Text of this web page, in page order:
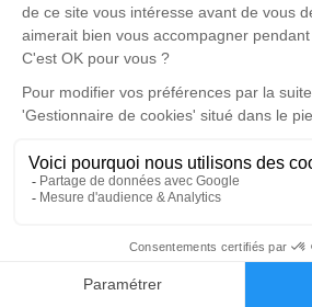
Faire-part
d'expression dédié à honorer la
GOY.
Un service de plantation d’arbre
disponible ici.
Je
Cérémonie
mardi 02 août 2022 à 10h00
Eglise de CHAVANOZ